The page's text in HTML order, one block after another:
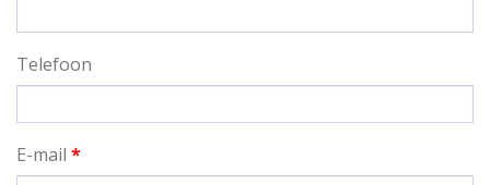
Telefoon
E-mail *